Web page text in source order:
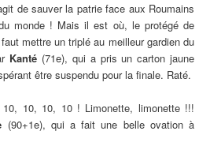
de sauver la patrie face aux Roumains
monde ! Mais il est où, le protégé de
mettre un triplé au meilleur gardien du
Kanté (71e), qui a pris un carton jaune
être suspendu pour la finale. Raté.
10, 10, 10 ! Limonette, limonette !!!
(90+1e), qui a fait une belle ovation à